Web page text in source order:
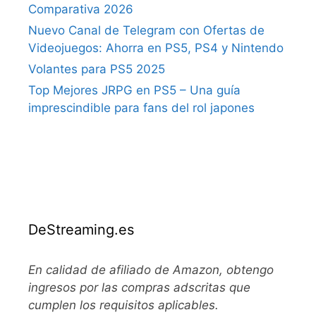
Comparativa 2026
Nuevo Canal de Telegram con Ofertas de
Videojuegos: Ahorra en PS5, PS4 y Nintendo
Volantes para PS5 2025
Top Mejores JRPG en PS5 – Una guía
imprescindible para fans del rol japones
DeStreaming.es
En calidad de afiliado de Amazon, obtengo
ingresos por las compras adscritas que
cumplen los requisitos aplicables.